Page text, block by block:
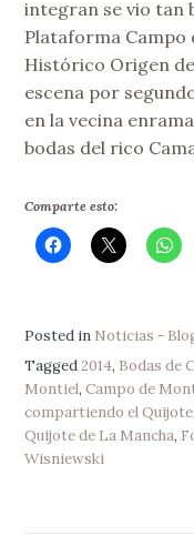
integran se vio tan
Plataforma Campo
Histórico Origen
escena por
en la vecina
bodas del rico
Comparte esto:
Posted in Noticias -
Tagged2014, Bodas de
Montiel,Campo de
compartiendo el Quijote,
Quijote de La Mancha,
Wisniewski